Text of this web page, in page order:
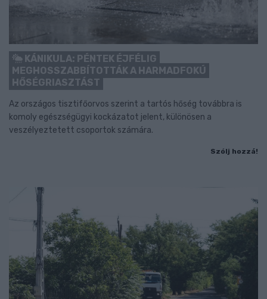
KÁNIKULA: PÉNTEK ÉJFÉLIG
MEGHOSSZABBÍTOTTÁK A HARMADFOKÚ
HŐSÉGRIASZTÁST
Az országos tisztifőorvos szerint a tartós hőség továbbra is
komoly egészségügyi kockázatot jelent, különösen a
veszélyeztetett csoportok számára.
Szólj hozzá!